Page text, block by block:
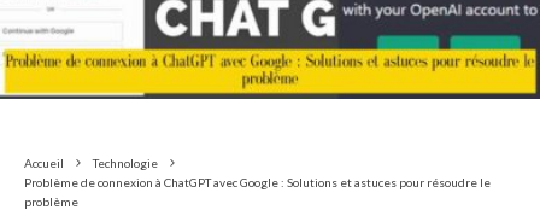
Accueil
Technologie
Problème de connexion à ChatGPT avec Google : Solutions et astuces pour résoudre le
problème